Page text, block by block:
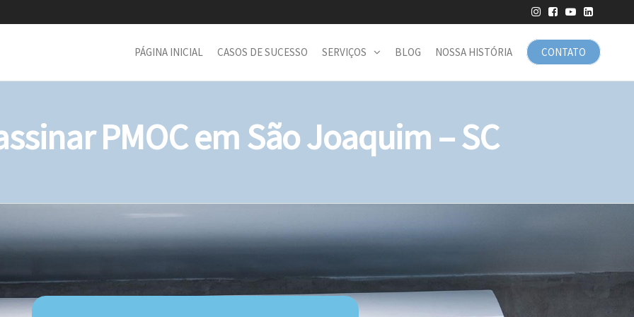
CONTATO
PÁGINA INICIAL CASOS DE SUCESSO SERVIÇOS BLOG NOSSA HISTÓRIA
PMOC em São Joaquim – SC